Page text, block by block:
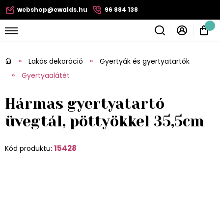
webshop@ewalds.hu 96 884 138
Lakás dekoráció
Gyertyák és gyertyatartók
Gyertyaalátét
Hármas gyertyatartó
üvegtál, pöttyökkel 35,5cm
Kód produktu: 15428